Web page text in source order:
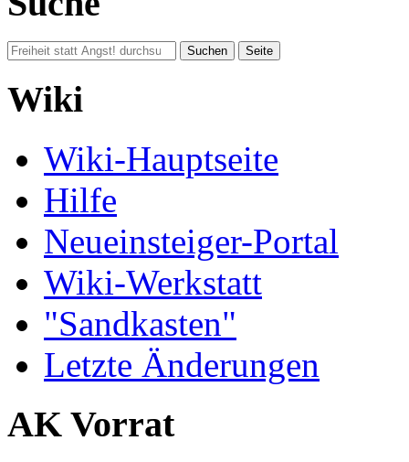
Wiki
Wiki-Hauptseite
Hilfe
Neueinsteiger-Portal
Wiki-Werkstatt
"Sandkasten"
Letzte Änderungen
AK Vorrat